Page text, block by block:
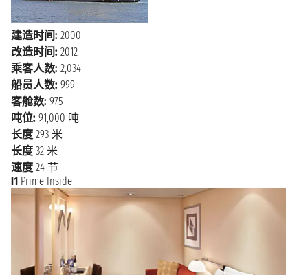
亚和亚洲等太平洋沿岸国 家和地区以享受令人难忘的
异国情调旅程。它位于加拿大的太平洋沿岸，是该地区
最大的港口 之一，是一个非常繁忙的邮轮港（主要在
此登船启程），但游客也可以在城市和周边地区停留
体验。
温哥华旅行指南：目的地与体验
不要错过温哥华市中心，它位于一个小半岛上，北边是
伯拉德湾，南边是耶尔镇区，加拿大广 场就在温哥华
港边上，还有温哥华唐人街（世界上最大的华人社区之
一），沿街建筑上装饰着 壁画和彩色玻璃窗，讲述着
中国人在这个城市的开拓历程。该市最受欢迎的地点之
一是斯坦利 公园，它建在由50多万棵树组成的雨林中
间。在离开温哥华之前，有三种当地的美食不容错
过：Tourtiere，一种咸肉馅饼，加拿大培根和Nanaimo酒
吧。
建造时间: 2000
改造时间: 2012
乘客人数: 2,034
船员人数: 999
客舱数: 975
吨位: 91,000 吨
长度 293 米
长度 32 米
速度 24 节
I1 Prime Inside